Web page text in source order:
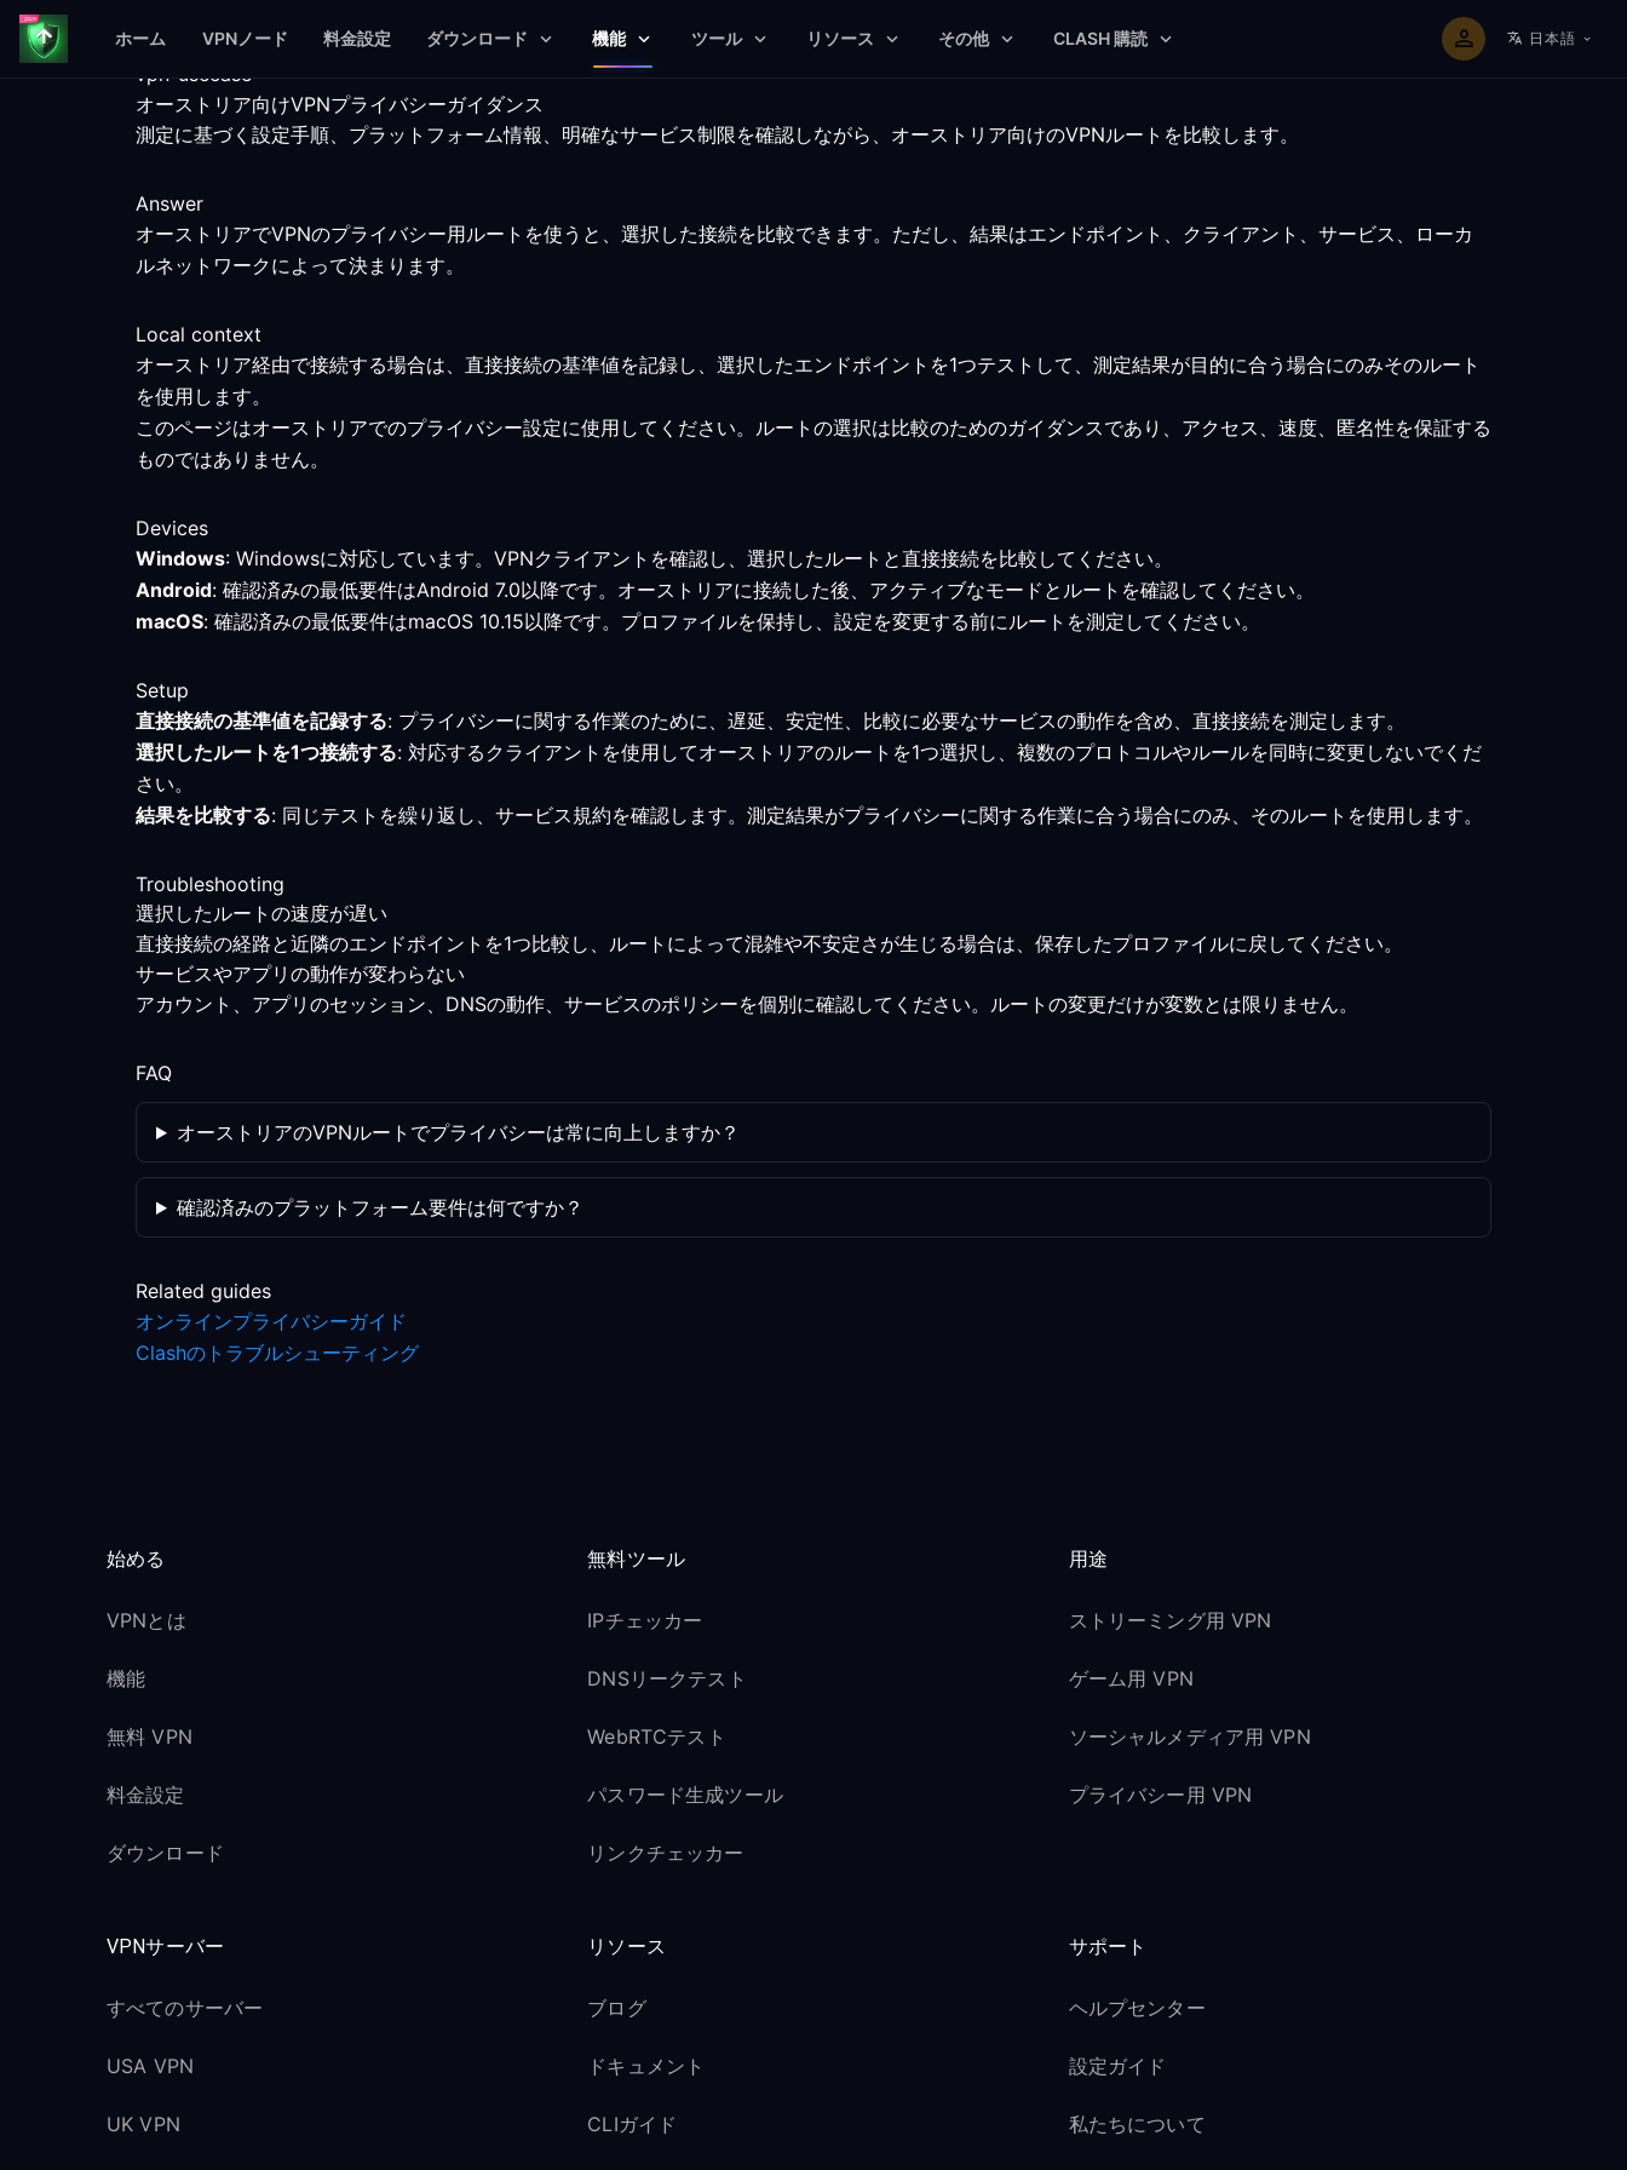
ホーム VPNノード 料金設定 ダウンロード 機能 ツール リソース その他 CLASH 購読 日本語
vpn-usecase
オーストリア向けVPNプライバシーガイダンス
測定に基づく設定手順、プラットフォーム情報、明確なサービス制限を確認しながら、オーストリア向けのVPNルートを比較します。
Answer
オーストリアでVPNのプライバシー用ルートを使うと、選択した接続を比較できます。ただし、結果はエンドポイント、クライアント、サービス、ローカ
ルネットワークによって決まります。
Local context
オーストリア経由で接続する場合は、直接接続の基準値を記録し、選択したエンドポイントを1つテストして、測定結果が目的に合う場合にのみそのルート
を使用します。
このページはオーストリアでのプライバシー設定に使用してください。ルートの選択は比較のためのガイダンスであり、アクセス、速度、匿名性を保証する
ものではありません。
Devices
Windows: Windowsに対応しています。VPNクライアントを確認し、選択したルートと直接接続を比較してください。
Android: 確認済みの最低要件はAndroid 7.0以降です。オーストリアに接続した後、アクティブなモードとルートを確認してください。
macOS: 確認済みの最低要件はmacOS 10.15以降です。プロファイルを保持し、設定を変更する前にルートを測定してください。
Setup
直接接続の基準値を記録する: プライバシーに関する作業のために、遅延、安定性、比較に必要なサービスの動作を含め、直接接続を測定します。
選択したルートを1つ接続する: 対応するクライアントを使用してオーストリアのルートを1つ選択し、複数のプロトコルやルールを同時に変更しないでくだ
さい。
結果を比較する: 同じテストを繰り返し、サービス規約を確認します。測定結果がプライバシーに関する作業に合う場合にのみ、そのルートを使用します。
Troubleshooting
選択したルートの速度が遅い
直接接続の経路と近隣のエンドポイントを1つ比較し、ルートによって混雑や不安定さが生じる場合は、保存したプロファイルに戻してください。
サービスやアプリの動作が変わらない
アカウント、アプリのセッション、DNSの動作、サービスのポリシーを個別に確認してください。ルートの変更だけが変数とは限りません。
FAQ
オーストリアのVPNルートでプライバシーは常に向上しますか？
確認済みのプラットフォーム要件は何ですか？
Related guides
オンラインプライバシーガイド
Clashのトラブルシューティング
始める
VPNとは
機能
無料 VPN
料金設定
ダウンロード
無料ツール
IPチェッカー
DNSリークテスト
WebRTCテスト
パスワード生成ツール
リンクチェッカー
用途
ストリーミング用 VPN
ゲーム用 VPN
ソーシャルメディア用 VPN
プライバシー用 VPN
VPNサーバー
すべてのサーバー
USA VPN
UK VPN
リソース
ブログ
ドキュメント
CLIガイド
サポート
ヘルプセンター
設定ガイド
私たちについて